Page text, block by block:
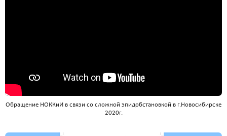
Обращение НОККиИ в связи со сложной эпидобстановкой в г.Новосибирске
2020г.